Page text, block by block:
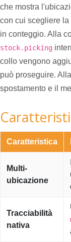
che mostra
con cui scegliere
in conteggio. Alla
stock.picking
collo vengono
può proseguire.
spostamento e il
Caratteristica
Multi-
ubicazione
Tracciabilità
nativa